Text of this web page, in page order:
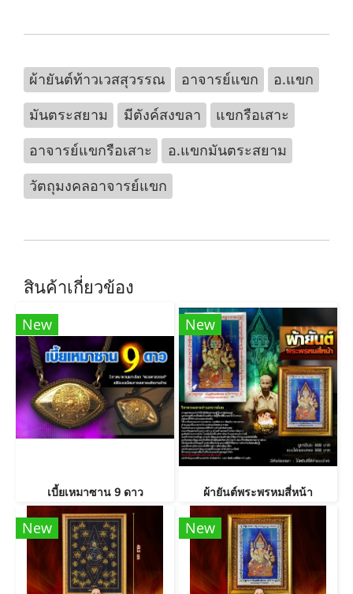
ผ้ายันต์ท้าวเวสสุวรรณ อาจารย์แขก
อ.แขก
มันตระสยาม
มีตังค์สงขลา
แขกรือเสาะ
อาจารย์แขกรือเสาะ
อ.แขกมันตระสยาม
วัตถุมงคลอาจารย์แขก
สินค้าเกี่ยวข้อง
New
เบี้ยเหมาซาน 9 ดาว
New
ผ้ายันต์พระพรหมสี่หน้า
New New